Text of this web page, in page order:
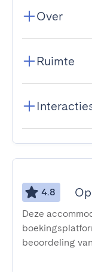
Over
Ruimte
4.8
Deze
beoordeling